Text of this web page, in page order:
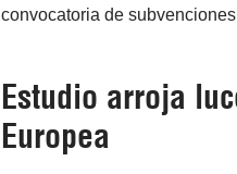
convocatoria de
Estudio arroja
Europea